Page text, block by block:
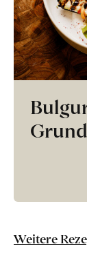
Weitere